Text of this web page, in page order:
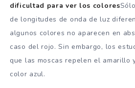
dificultad para ver los colores
de longitudes de onda de luz
algunos colores no aparecen en
caso del rojo. Sin embargo, los
que las moscas repelen el amarillo
color azul.